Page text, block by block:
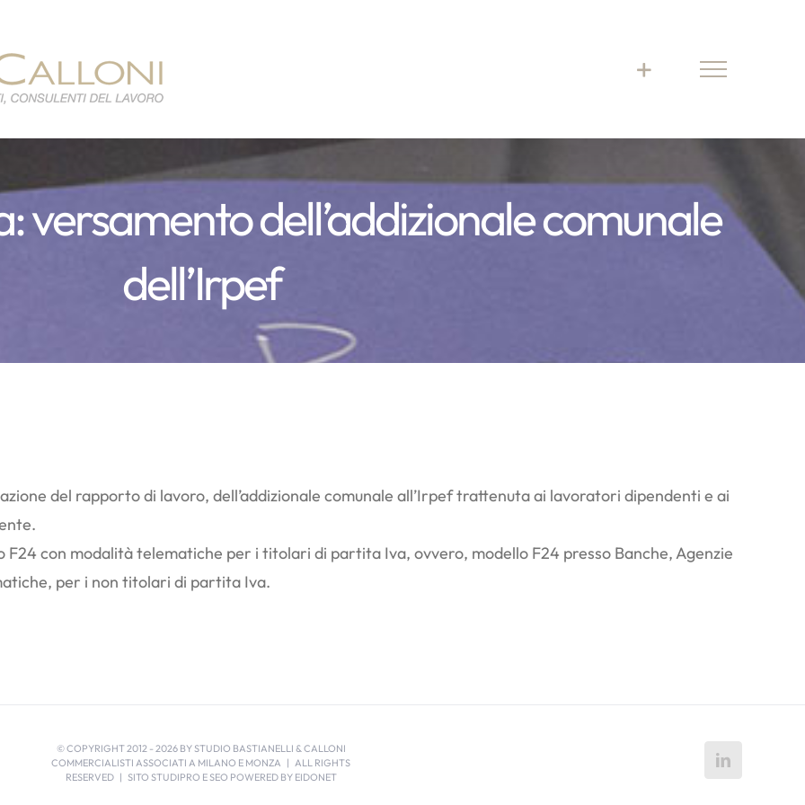
versamento dell’addizionale comunale
dell’Irpef
del rapporto di lavoro, dell’addizionale comunale all’Irpef trattenuta ai lavoratori dipendenti e ai
con modalità telematiche per i titolari di partita Iva, ovvero, modello F24 presso Banche, Agenzie
per i non titolari di partita Iva.
© COPYRIGHT 2012 - 2026 BY STUDIO BASTIANELLI & CALLONI
COMMERCIALISTI ASSOCIATI A MILANO E MONZA | ALL RIGHTS
RESERVED | SITO STUDIPRO E SEO POWERED BY EIDONET